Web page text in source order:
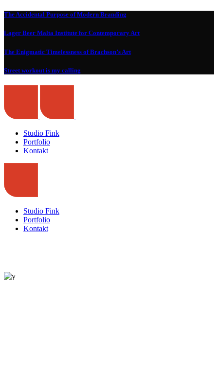
The Accidental Purpose of Modern Branding
Lager Beer Malta Institute for Contemporary Art
The Enigmatic Timelessness of Brachson’s Art
Street workout is my calling
Studio Fink
Portfolio
Kontakt
Studio Fink
Portfolio
Kontakt